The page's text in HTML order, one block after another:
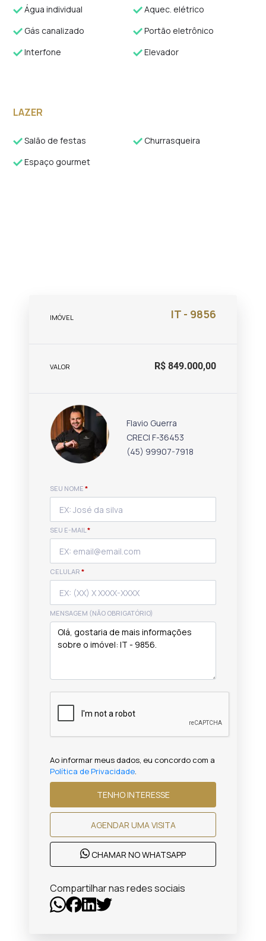
Água individual
Aquec. elétrico
Gás canalizado
Portão eletrônico
Interfone
Elevador
LAZER
Salão de festas
Churrasqueira
Espaço gourmet
IMÓVEL IT - 9856
VALOR R$ 849.000,00
Flavio Guerra
CRECI F-36453
(45) 99907-7918
SEU NOME *
SEU E-MAIL*
CELULAR *
MENSAGEM (NÃO OBRIGATÓRIO)
Ao informar meus dados, eu concordo com a
Política de Privacidade.
TENHO INTERESSE
AGENDAR UMA VISITA
CHAMAR NO WHATSAPP
Compartilhar nas redes sociais